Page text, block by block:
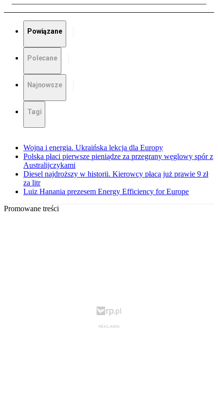
Powiązane
Polecane
Najnowsze
Tagi
Wojna i energia. Ukraińska lekcja dla Europy
Polska płaci pierwsze pieniądze za przegrany węglowy spór z
Australijczykami
Diesel najdroższy w historii. Kierowcy płacą już prawie 9 zł
za litr
Luiz Hanania prezesem Energy Efficiency for Europe
Promowane treści